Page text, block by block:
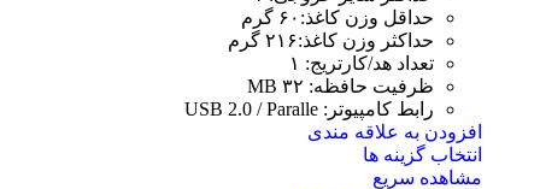
حداقل وزن کاغذ:۶۰ گرم
حداکثر وزن کاغذ:۲۱۶ گرم
تعداد هد/کارتریج: ۱
ظرفیت حافظه: ۳۲ MB
رابط کامپیوتر: USB 2.0 / Paralle
افزودن به علاقه مندی
انتخاب گزینه ها
مشاهده سریع